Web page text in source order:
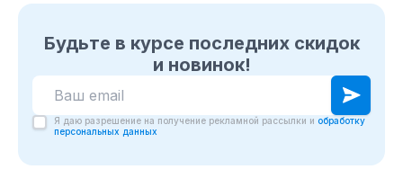
Будьте в курсе последних скидок
и новинок!
Я даю разрешение на получение рекламной рассылки и обработку
персональных данных